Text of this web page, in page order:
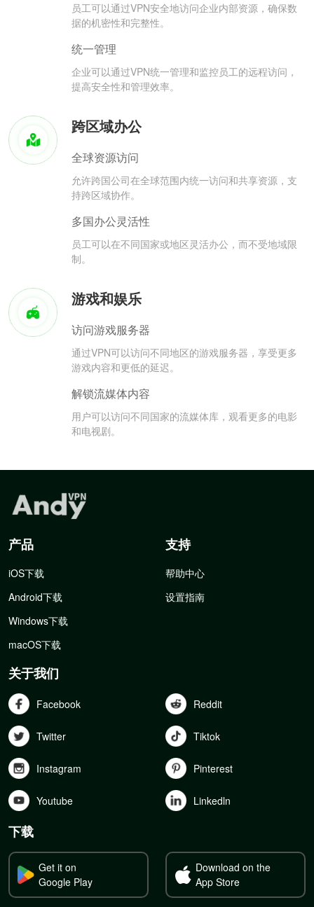
员工可以通过VPN安全地访问企业内部资源，确保数
据的机密性和完整性。
统一管理
企业可以通过VPN统一管理和监控员工的远程访问，
提高安全性和管理效率。
跨区域办公
全球资源访问
允许跨国公司在全球范围内统一访问和共享资源，支
持跨区域协作。
多国办公灵活性
员工可以在不同国家或地区灵活办公，而不受地域限
制。
游戏和娱乐
访问游戏服务器
通过VPN可以访问不同地区的游戏服务器，享受更多
游戏内容和更低的延迟。
解锁流媒体内容
用户可以访问不同国家的流媒体库，观看更多的电影
和电视剧。
产品
iOS下载
Android下载
Windows下载
macOS下载
支持
帮助中心
设置指南
关于我们
Facebook Reddit
Twitter Tiktok
Instagram Pinterest
Youtube Linkedln
下载
Get it on
Google Play
Download on the
App Store